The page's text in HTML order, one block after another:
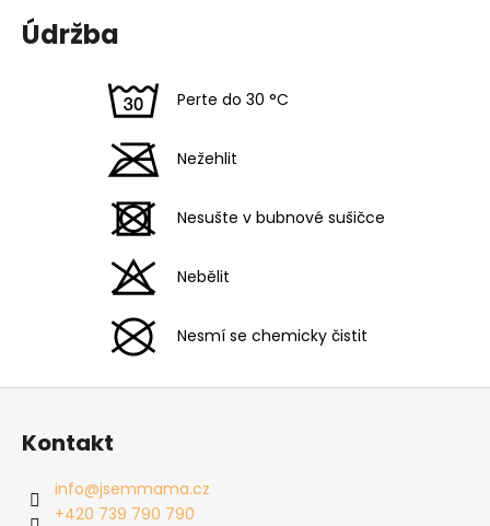
Údržba
Perte do 30 °C
Nežehlit
Nesušte v bubnové sušičce
Nebělit
Nesmí se chemicky čistit
Z
Kontakt
info@jsemmama.cz
+420 739 790 790